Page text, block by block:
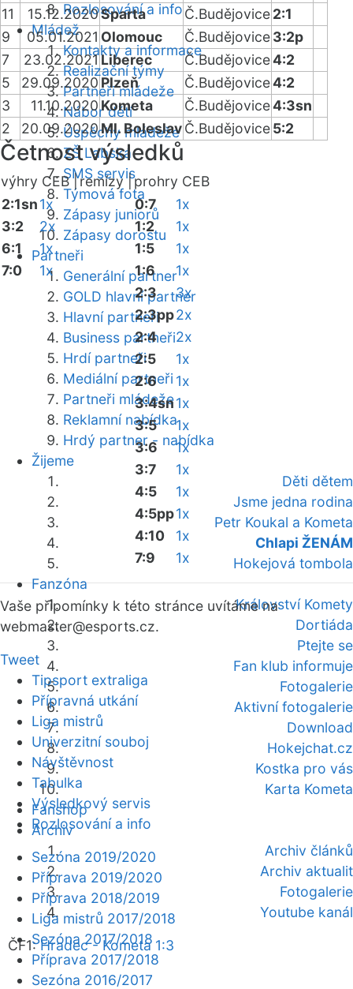
Rozlosování a info
Mládež
Kontakty a informace
Realizační týmy
Partneři mládeže
Nábor dětí
Úspěchy mládeže
ZŠ Labská
SMS servis
Týmová fota
Zápasy juniorů
Zápasy dorostu
Partneři
Generální partner
GOLD hlavní partner
Hlavní partneři
Business partneři
Hrdí partneři
Mediální partneři
Partneři mládeže
Reklamní nabídka
Hrdý partner - nabídka
Žijeme
Děti dětem
Jsme jedna rodina
Petr Koukal a Kometa
Chlapi ŽENÁM
Hokejová tombola
Fanzóna
Království Komety
Dortiáda
Ptejte se
Fan klub informuje
Fotogalerie
Aktivní fotogalerie
Download
Hokejchat.cz
Kostka pro vás
Karta Kometa
Fanshop
Archiv
Archiv článků
Archiv aktualit
Fotogalerie
Youtube kanál
ČF1:Hradec - Kometa 1:3
11
15.12.2020Sparta Č.Budějovice2:1
9
05.01.2021 Olomouc Č.Budějovice3:2p
7
23.02.2021Liberec Č.Budějovice4:2
5
29.09.2020 Plzeň Č.Budějovice4:2
3
11.10.2020 Kometa Č.Budějovice4:3sn
2
20.09.2020Ml. BoleslavČ.Budějovice5:2
Četnost výsledků
výhry CEB |remízy |prohry CEB
2:1sn1x
3:2
2x
6:1
1x
7:0
1x
0:7
1x
1:2
1x
1:5
1x
1:6
1x
2:3
3x
2:3pp2x
2:4
2x
2:5
1x
2:6
1x
3:4sn1x
3:5
1x
3:6
1x
3:7
1x
4:5
1x
4:5pp1x
4:10
1x
7:9
1x
Vaše připomínky k této stránce uvítáme na
webmaster@esports.cz.
Tweet
Tipsport extraliga
Přípravná utkání
Liga mistrů
Univerzitní souboj
Návštěvnost
Tabulka
Výsledkový servis
Rozlosování a info
Sezóna 2019/2020
Příprava 2019/2020
Příprava 2018/2019
Liga mistrů 2017/2018
Sezóna 2017/2018
Příprava 2017/2018
Sezóna 2016/2017